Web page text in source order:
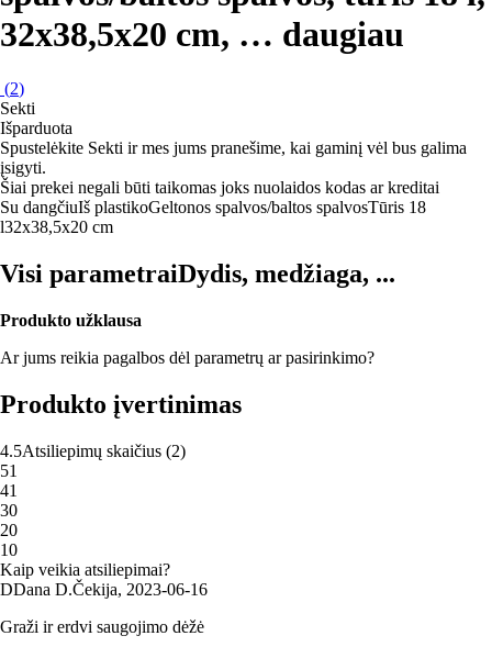
32x38,5x20 cm, … daugiau
(2)
Sekti
Išparduota
Spustelėkite Sekti ir mes jums pranešime, kai gaminį vėl bus galima
įsigyti.
Šiai prekei negali būti taikomas joks nuolaidos kodas ar kreditai
Su dangčiuIš plastikoGeltonos spalvos/baltos spalvosTūris 18
l32x38,5x20 cm
Visi parametraiDydis, medžiaga, ...
Produkto užklausa
Ar jums reikia pagalbos dėl parametrų ar pasirinkimo?
Produkto įvertinimas
4.5Atsiliepimų skaičius (2)
51
41
30
20
10
Kaip veikia atsiliepimai?
DDana D.Čekija, 2023‑06‑16
Graži ir erdvi saugojimo dėžė